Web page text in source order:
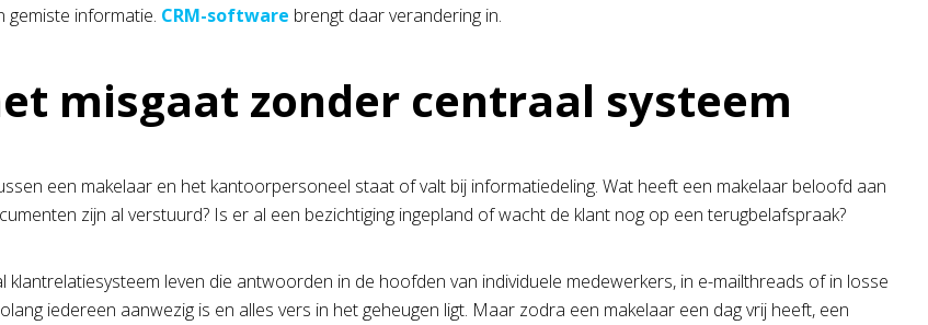
gemiste informatie. CRM-software brengt daar verandering in.
misgaat zonder centraal systeem
een makelaar en het kantoorpersoneel staat of valt bij informatiedeling. Wat heeft een makelaar beloofd aan
zijn al verstuurd? Is er al een bezichtiging ingepland of wacht de klant nog op een terugbelafspraak?
klantrelatiesysteem leven die antwoorden in de hoofden van individuele medewerkers, in e-mailthreads of in losse
iedereen aanwezig is en alles vers in het geheugen ligt. Maar zodra een makelaar een dag vrij heeft, een